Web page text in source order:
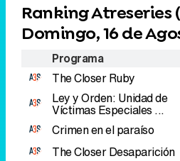
Ranking Atreseries (
Domingo, 16 de
Programa
The CloserRuby
Ley y Orden: Unidad de
Víctimas Especiales ...
Crimen en el paraíso
The CloserDesaparición